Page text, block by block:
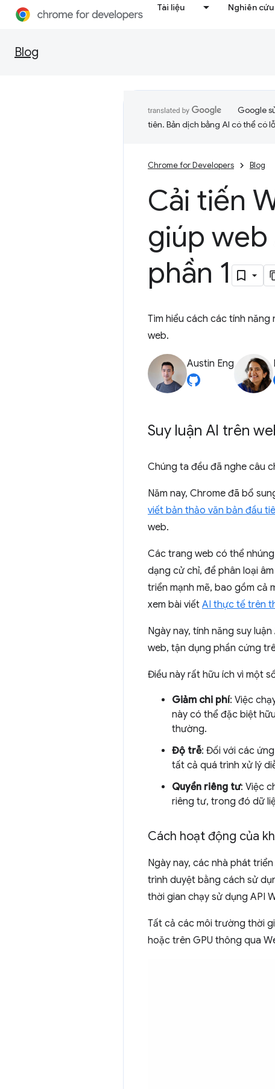
Tài liệu Nghiên
Blog
Google
tiên. Bản dịch bằng AI có thể có
Chrome for Developers Blog
Cải tiến
giúp
phần 1
Tìm hiểu cách các tính năng
web.
Austin Eng
Suy luận AI trên
Chúng ta đều đã nghe câu
Năm nay, Chrome đã bổ
viết bản thảo văn bản đầu
web.
Các trang web có thể nhúng
dạng cử chỉ, để phân loại
triển mạnh mẽ, bao gồm cả
xem bài viết AI thực tế trên
Ngày nay, tính năng suy
web, tận dụng phần cứng
Điều này rất hữu ích vì một
Giảm chi phí: Việc
này có thể đặc biệt
thường.
Độ trễ: Đối với các
tất cả quá trình xử lý
Quyền riêng tư: Việc
riêng tư, trong đó dữ
Cách hoạt động của
Ngày nay, các nhà phát
trình duyệt bằng cách sử
thời gian chạy sử dụng API
Tất cả các môi trường thời
hoặc trên GPU thông qua